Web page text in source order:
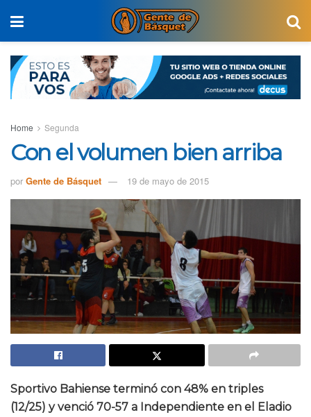
Home Segunda
Con el volumen bien arriba
por Gente de Básquet 19 de mayo de 2015
Sportivo Bahiense terminó con 48% en triples
(12/25) y venció 70-57 a Independiente en el Eladio